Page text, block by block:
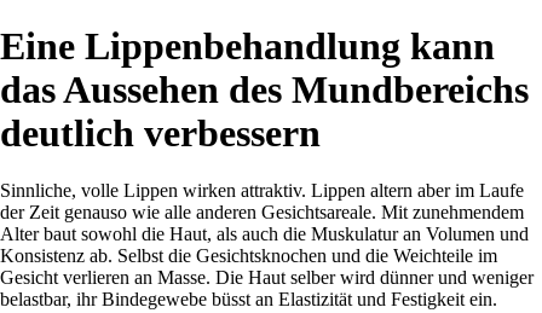
Eine Lippenbehandlung kann
das Aussehen des Mundbereichs
deutlich verbessern
Sinnliche, volle Lippen wirken attraktiv. Lippen altern aber im Laufe
der Zeit genauso wie alle anderen Gesichtsareale. Mit zunehmendem
Alter baut sowohl die Haut, als auch die Muskulatur an Volumen und
Konsistenz ab. Selbst die Gesichtsknochen und die Weichteile im
Gesicht verlieren an Masse. Die Haut selber wird dünner und weniger
belastbar, ihr Bindegewebe büsst an Elastizität und Festigkeit ein.